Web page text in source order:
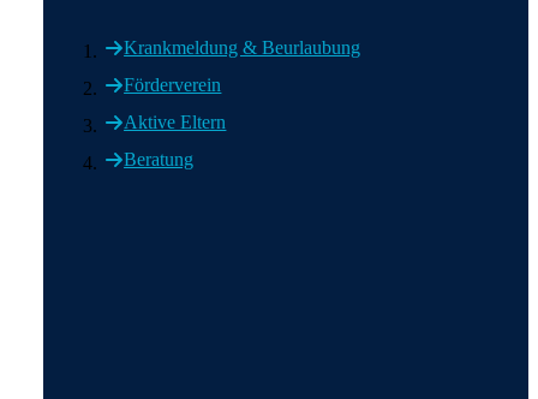
Krankmeldung & Beurlaubung
Förderverein
Aktive Eltern
Beratung